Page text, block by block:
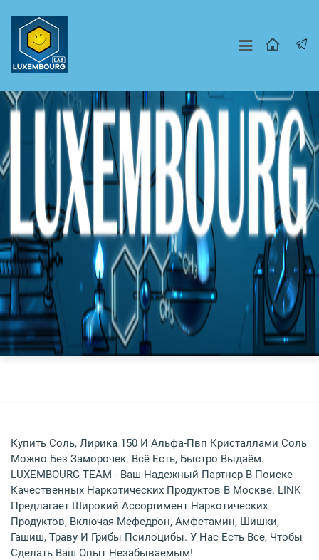
Москва
Другие Города
Купить Соль, Лирика 150 И Альфа-Пвп Кристаллами Соль
Можно Без Заморочек. Всё Есть, Быстро Выдаём.
LUXEMBOURG TEAM - Ваш Надежный Партнер В Поиске
Качественных Наркотических Продуктов В Москве. LINK
Предлагает Широкий Ассортимент Наркотических
Продуктов, Включая Мефедрон, Амфетамин, Шишки,
Гашиш, Траву И Грибы Псилоцибы. У Нас Есть Все, Чтобы
Сделать Ваш Опыт Незабываемым!